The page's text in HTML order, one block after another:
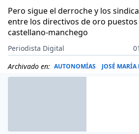
Pero sigue el derroche y los
entre los directivos de oro puestos
castellano-manchego
Periodista Digital
Archivado en: AUTONOMÍAS JOSÉ MARÍA